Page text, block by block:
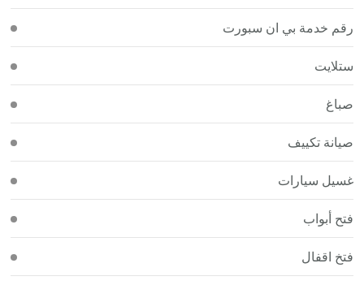
رقم خدمة بي ان سبورت
ستلايت
صباغ
صيانة تكييف
غسيل سيارات
فتح أبواب
فتخ اقفال